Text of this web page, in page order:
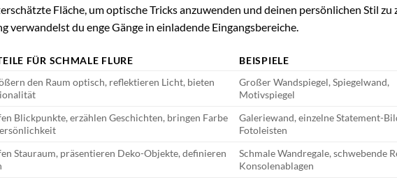
Fläche, um optische Tricks anzuwenden und deinen persönlichen Stil zu
du enge Gänge in einladende Eingangsbereiche.
FÜR SCHMALE FLURE BEISPIELE
den Raum optisch, reflektieren Licht, bieten
Großer Wandspiegel, Spiegelwand,
Motivspiegel
Blickpunkte, erzählen Geschichten, bringen Farbe
Galeriewand, einzelne Statement-
Fotoleisten
Stauraum, präsentieren Deko-Objekte, definieren
Schmale Wandregale, schwebende
Konsolenablagen